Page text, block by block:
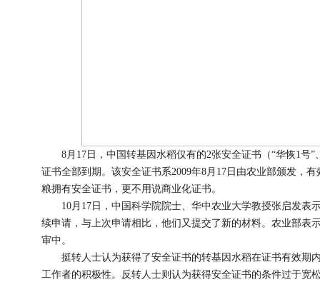
8月17日，中国转基因水稻仅有的2张安全证书（“华恢1号”
证书全部到期。该安全证书系2009年8月17日由农业部颁发，
粮拥有安全证书，更不用说商业化证书。
10月17日，中国科学院院士、华中农业大学教授张启发表
续申请，与上次申请相比，他们又提交了新的材料。农业部表
审中。
挺转人士认为获得了安全证书的转基因水稻在证书有效期
工作者的积极性。反转人士则认为获得安全证书的条件过于宽